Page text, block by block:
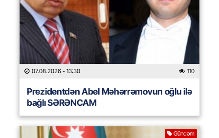
07.08.2026 - 13:30 110
Prezidentdən Abel Məhərrəmovun oğlu ilə
bağlı SƏRƏNCAM
Gündəm